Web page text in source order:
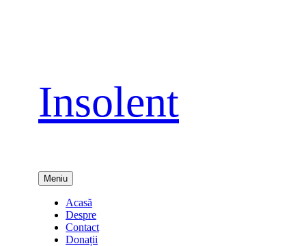
Insolent
Meniu
Acasă
Despre
Contact
Donații